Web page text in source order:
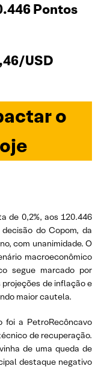
Pontos
USD
o
de 0,2%, aos 120.446
do Copom, da
com unanimidade. O
macroeconômico
segue marcado por
de inflação e
maior cautela.
foi a PetroRecôncavo
de recuperação.
de uma queda de
destaque negativo